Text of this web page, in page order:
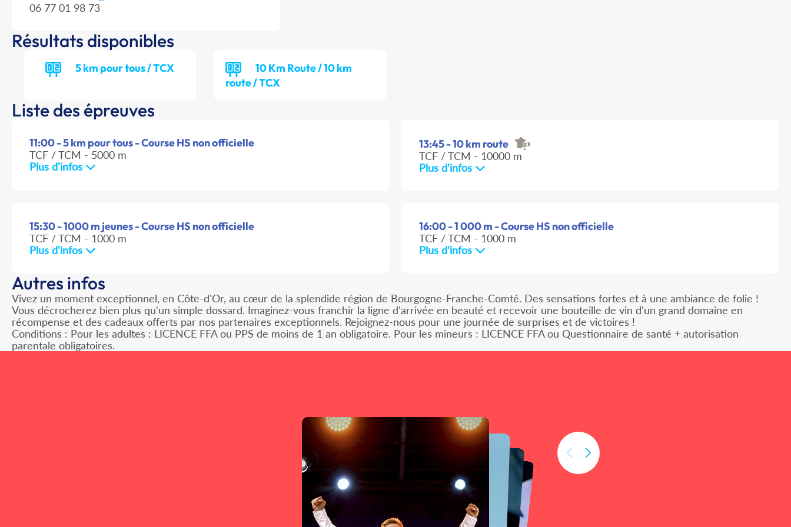
06 77 01 98 73
Résultats disponibles
5 km pour tous / TCX
10 Km Route / 10 km
route / TCX
Liste des épreuves
11:00 - 5 km pour tous - Course HS non officielle
TCF / TCM - 5000 m
Plus d'infos
13:45 - 10 km route
TCF / TCM - 10000 m
Plus d'infos
15:30 - 1000 m jeunes - Course HS non officielle
TCF / TCM - 1000 m
Plus d'infos
16:00 - 1 000 m - Course HS non officielle
TCF / TCM - 1000 m
Plus d'infos
Autres infos
Vivez un moment exceptionnel, en Côte-d'Or, au cœur de la splendide région de Bourgogne-Franche-Comté. Des sensations fortes et à une ambiance de folie !
Vous décrocherez bien plus qu'un simple dossard. Imaginez-vous franchir la ligne d'arrivée en beauté et recevoir une bouteille de vin d'un grand domaine en
récompense et des cadeaux offerts par nos partenaires exceptionnels. Rejoignez-nous pour une journée de surprises et de victoires !
Conditions : Pour les adultes : LICENCE FFA ou PPS de moins de 1 an obligatoire. Pour les mineurs : LICENCE FFA ou Questionnaire de santé + autorisation
parentale obligatoires.